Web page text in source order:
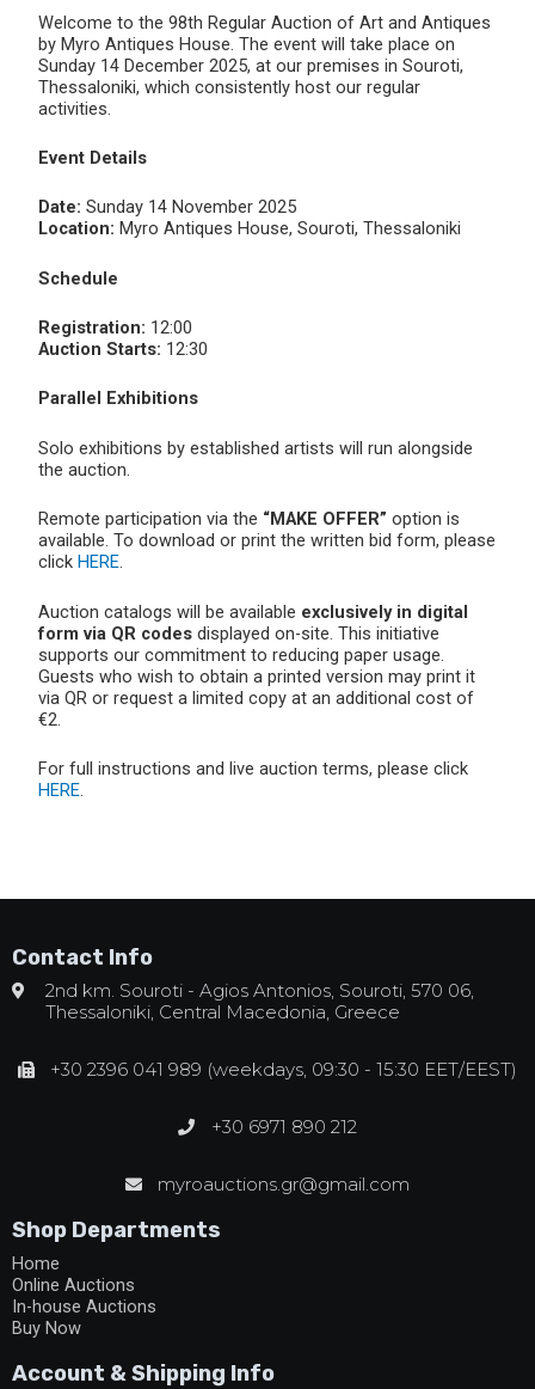
Welcome to the 98th Regular Auction of Art and Antiques
by Myro Antiques House. The event will take place on
Sunday 14 December 2025, at our premises in Souroti,
Thessaloniki, which consistently host our regular
activities.
Event Details
Date: Sunday 14 November 2025
Location: Myro Antiques House, Souroti, Thessaloniki
Schedule
Registration: 12:00
Auction Starts: 12:30
Parallel Exhibitions
Solo exhibitions by established artists will run alongside
the auction.
Remote participation via the “MAKE OFFER” option is
available. To download or print the written bid form, please
click HERE.
Auction catalogs will be available exclusively in digital
form via QR codes displayed on-site. This initiative
supports our commitment to reducing paper usage.
Guests who wish to obtain a printed version may print it
via QR or request a limited copy at an additional cost of
€2.
For full instructions and live auction terms, please click
HERE.
Contact Info
2nd km. Souroti - Agios Antonios, Souroti, 570 06,
Thessaloniki, Central Macedonia, Greece
+30 2396 041 989 (weekdays, 09:30 - 15:30 EET/EEST)
+30 6971 890 212
myroauctions.gr@gmail.com
Shop Departments
Home
Online Auctions
In-house Auctions
Buy Now
Account & Shipping Info